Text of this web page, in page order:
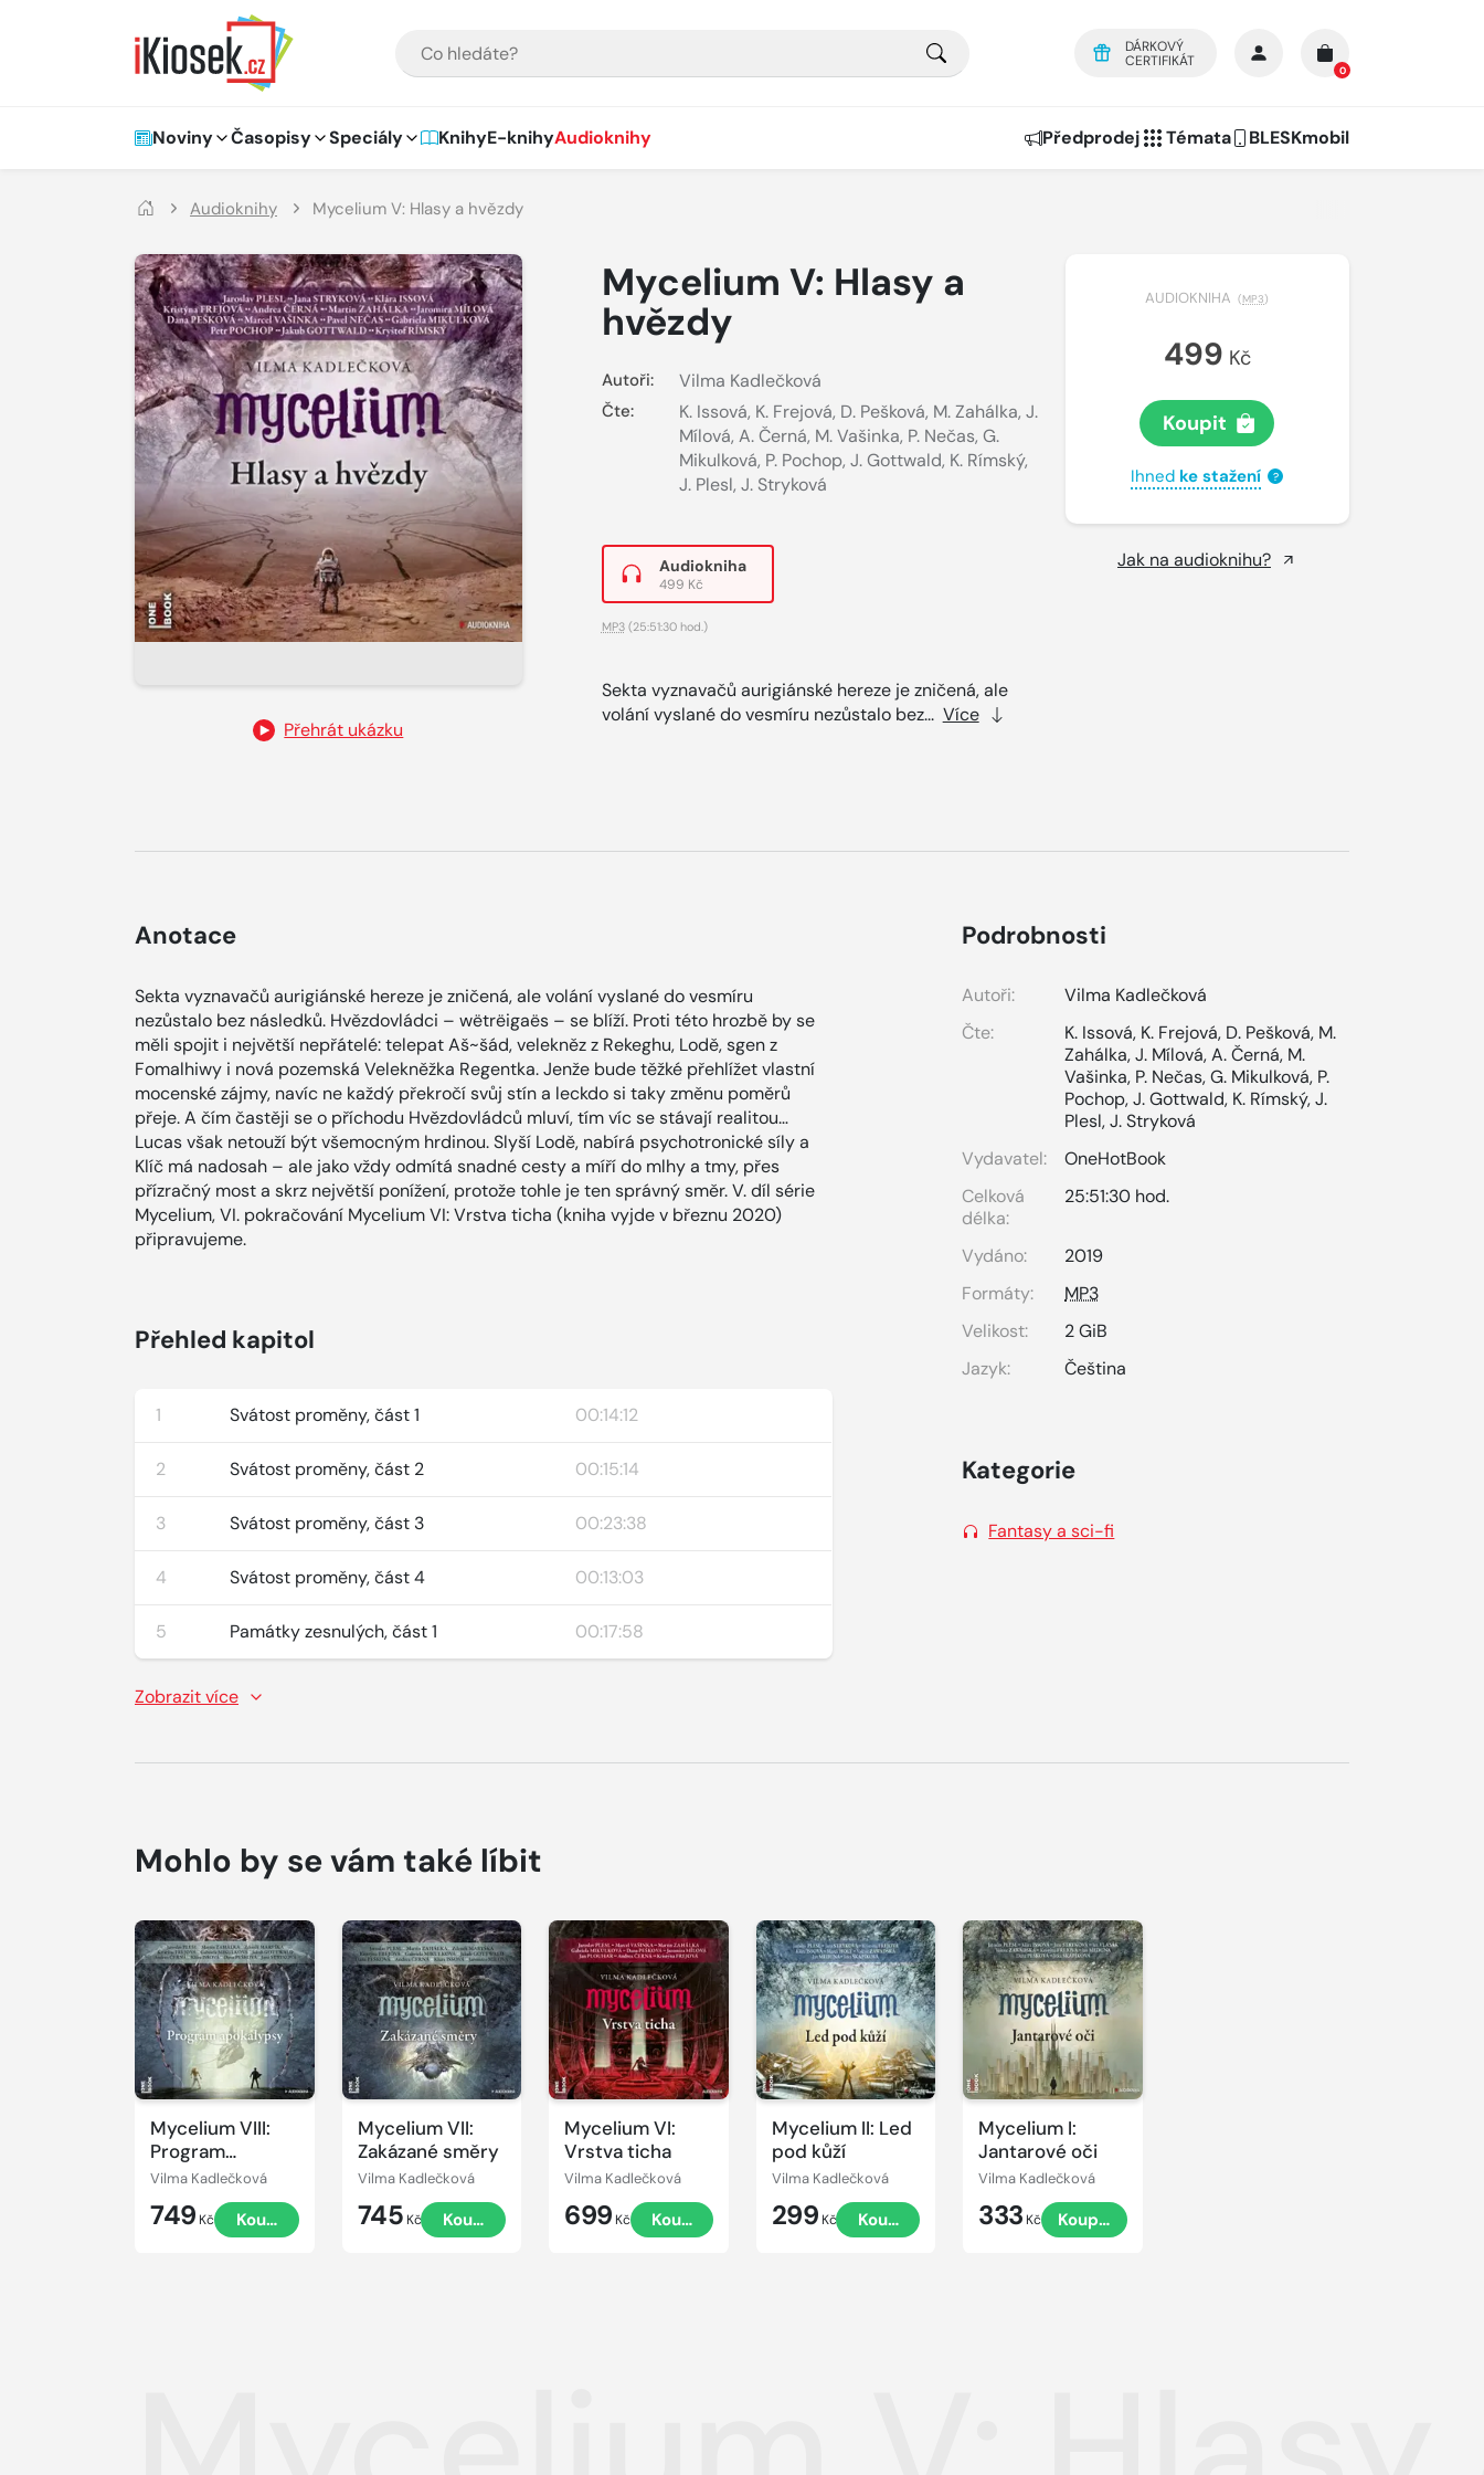
DÁRKOVÝ
CERTIFIKÁT
0
Hlavní navigace
Noviny Časopisy Speciály KnihyE-knihyAudioknihy Předprodej Témata BLESKmobil
Audioknihy Mycelium V: Hlasy a hvězdy
Přehrát ukázku
Mycelium V: Hlasy a
hvězdy
Autoři: Vilma Kadlečková
Čte: K. Issová, K. Frejová, D. Pešková, M. Zahálka, J.
Mílová, A. Černá, M. Vašinka, P. Nečas, G.
Mikulková, P. Pochop, J. Gottwald, K. Rímský,
J. Plesl, J. Stryková
Audiokniha
499 Kč
MP3(25:51:30 hod.)
Sekta vyznavačů aurigiánské hereze je zničená, ale
volání vyslané do vesmíru nezůstalo bez... Více
AUDIOKNIHA (MP3)
499 Kč
Koupit
Ihned ke stažení ?
Jak na audioknihu?
Anotace
Sekta vyznavačů aurigiánské hereze je zničená, ale volání vyslané do vesmíru
nezůstalo bez následků. Hvězdovládci – wëtrëigaës – se blíží. Proti této hrozbě by se
měli spojit i největší nepřátelé: telepat Aš~šád, velekněz z Rekeghu, Lodě, sgen z
Fomalhiwy i nová pozemská Velekněžka Regentka. Jenže bude těžké přehlížet vlastní
mocenské zájmy, navíc ne každý překročí svůj stín a leckdo si taky změnu poměrů
přeje. A čím častěji se o příchodu Hvězdovládců mluví, tím víc se stávají realitou…
Lucas však netouží být všemocným hrdinou. Slyší Lodě, nabírá psychotronické síly a
Klíč má nadosah – ale jako vždy odmítá snadné cesty a míří do mlhy a tmy, přes
přízračný most a skrz největší ponížení, protože tohle je ten správný směr. V. díl série
Mycelium, VI. pokračování Mycelium VI: Vrstva ticha (kniha vyjde v březnu 2020)
připravujeme.
Přehled kapitol
1 Svátost proměny, část 1 00:14:12
2 Svátost proměny, část 2 00:15:14
3 Svátost proměny, část 3 00:23:38
4 Svátost proměny, část 4 00:13:03
5 Památky zesnulých, část 1 00:17:58
Zobrazit více
Podrobnosti
Autoři:
Vilma Kadlečková
Čte:
K. Issová, K. Frejová, D. Pešková, M.
Zahálka,J. Mílová,A. Černá, M.
Vašinka, P. Nečas,G. Mikulková, P.
Pochop,J. Gottwald, K. Rímský,J.
Plesl,J. Stryková
Vydavatel:
OneHotBook
Celková
délka:
25:51:30 hod.
Vydáno:
2019
Formáty:
MP3
Velikost:
2 GiB
Jazyk:
Čeština
Kategorie
Fantasy a sci-fi
Mohlo by se vám také líbit
Mycelium VIII:
Program
apokalypsy
Vilma Kadlečková
749 Kč Koupit
Přehrát
ukázku
Mycelium VII:
Zakázané směry
Vilma Kadlečková
745 Kč Koupit
Přehrát
ukázku
Mycelium VI:
Vrstva ticha
Vilma Kadlečková
699 Kč Koupit
Přehrát
ukázku
Mycelium II: Led
pod kůží
Vilma Kadlečková
299 Kč Koupit
Přehrát
ukázku
Mycelium I:
Jantarové oči
Vilma Kadlečková
333 Kč Koupit